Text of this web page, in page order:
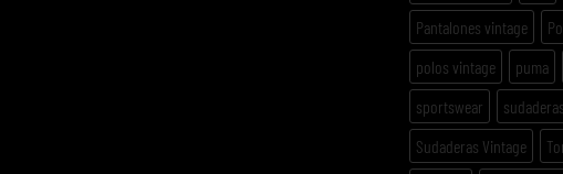
Pantalones vintage
polos vintage
puma
sportswear
sudaderas
Sudaderas Vintage